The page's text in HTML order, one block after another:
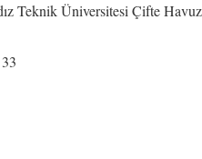
Teknik Üniversitesi Çifte